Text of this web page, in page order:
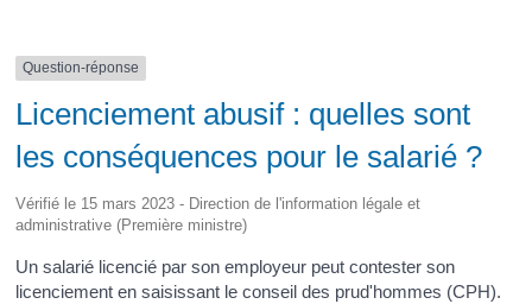
Question-réponse
Licenciement abusif : quelles sont
les conséquences pour le salarié ?
Vérifié le 15 mars 2023 - Direction de l'information légale et
administrative (Première ministre)
Un salarié licencié par son employeur peut contester son
licenciement en saisissant le conseil des prud'hommes (CPH).